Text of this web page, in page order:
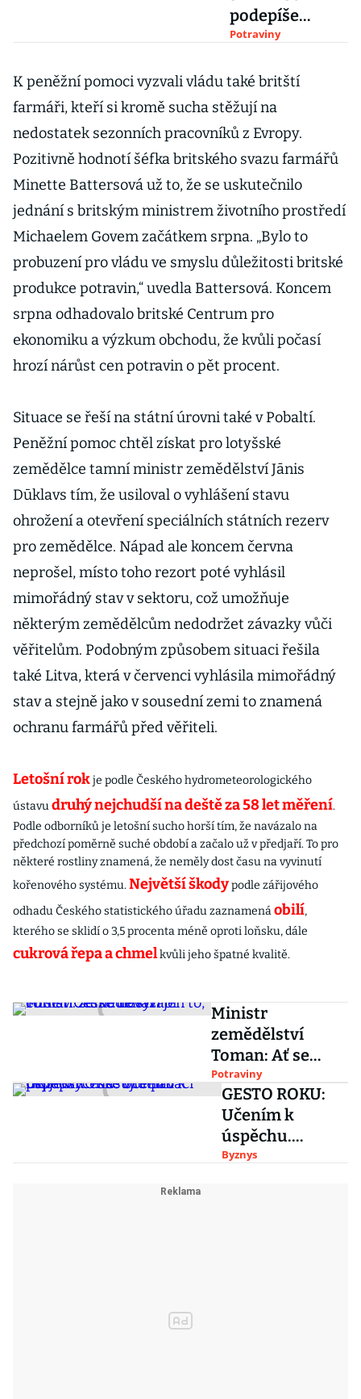
podepíše
hlavně „blbé
hlavní
zemědělský
statistik Hrbek
Potraviny
K peněžní pomoci vyzvali vládu také britští
farmáři, kteří si kromě sucha stěžují na
nedostatek sezonních pracovníků z Evropy.
Pozitivně hodnotí šéfka britského svazu farmářů
Minette Battersová už to, že se uskutečnilo
jednání s britským ministrem životního prostředí
Michaelem Govem začátkem srpna. „Bylo to
probuzení pro vládu ve smyslu důležitosti britské
produkce potravin,“ uvedla Battersová. Koncem
srpna odhadovalo britské Centrum pro
ekonomiku a výzkum obchodu, že kvůli počasí
hrozí nárůst cen potravin o pět procent.
Situace se řeší na státní úrovni také v Pobaltí.
Peněžní pomoc chtěl získat pro lotyšské
zemědělce tamní ministr zemědělství Jānis
Dūklavs tím, že usiloval o vyhlášení stavu
ohrožení a otevření speciálních státních rezerv
pro zemědělce. Nápad ale koncem června
neprošel, místo toho rezort poté vyhlásil
mimořádný stav v sektoru, což umožňuje
některým zemědělcům nedodržet závazky vůči
věřitelům. Podobným způsobem situaci řešila
také Litva, která v červenci vyhlásila mimořádný
stav a stejně jako v sousední zemi to znamená
ochranu farmářů před věřiteli.
Letošní rokje podle Českého hydrometeorologického
ústavudruhý nejchudší na deště za 58 let měření.
Podle odborníků je letošní sucho horší tím, že navázalo na
předchozí poměrně suché období a začalo už v předjaří. To pro
některé rostliny znamená, že neměly dost času na vyvinutí
kořenového systému.Největší škodypodle zářijového
odhadu Českého statistického úřadu zaznamenáobilí,
kterého se sklidí o 3,5 procenta méně oproti loňsku, dále
cukrová řepa a chmelkvůli jeho špatné kvalitě.
Ministr
zemědělství
Toman: Ať se
dováží jen to, co
se v Česku
nevyrábí
Potraviny
GESTO ROKU:
Učením k
úspěchu.
Hlasujte pro
Byznys